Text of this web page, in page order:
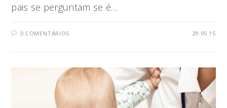
pais se perguntam se é…
0 COMENTÁRIOS 29.05.15